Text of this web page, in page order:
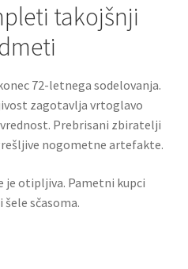
takojšnji
72-letnega sodelovanja.
zagotavlja vrtoglavo
Prebrisani zbiratelji
nogometne artefakte.
je otipljiva. Pametni kupci
šele sčasoma.